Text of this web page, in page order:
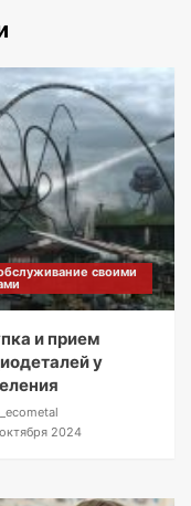
своими
и прием
у
2024